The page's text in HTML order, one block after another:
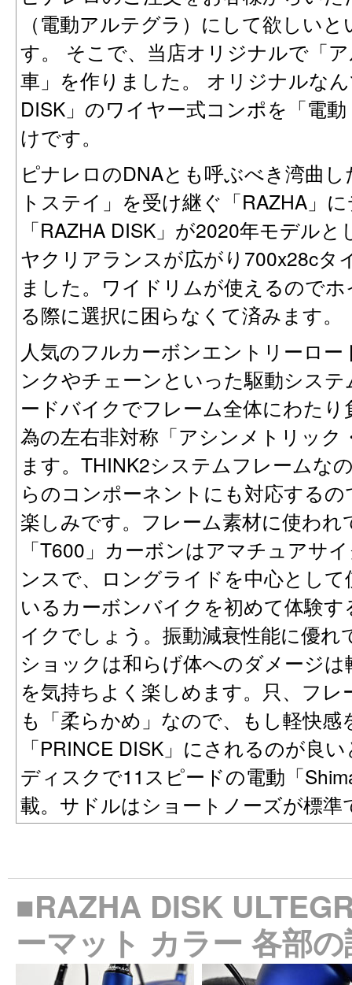
（電動アルテグラ）にして欲しい
す。 そこで、当店オリジナルで「
車」を作りました。 オリジナルな
DISK」のワイヤー式コンポを「電
けです。
ピナレロのDNAとも呼ぶべき湾曲
トステイ」を受け継ぐ「RAZHA」
「RAZHA DISK」が2020年モデル
ヤクリアランスが広がり700x28cタ
ました。ワイドリムが使えるので
る際に選択に困らなくて済みます。
人気のフルカーボンエントリーロ
ンクやチェーンといった駆動シス
ードバイクでフレーム全体にわた
為の左右非対称「アシンメトリッ
ます。THINK2システムフレームな
らのコンポーネントにも対応する
楽しみです。フレーム素材に使われ
「T600」カーボンはアマチュアサ
ンスで、ロングライドを中心とし
いるカーボンバイクを初めて体験
イクでしょう。振動減衰性能に優
ショックは和らげ体へのダメージ
を気持ちよく楽しめます。只、フ
も「柔らかめ」なので、もし軽快
「PRINCE DISK」にされるのが良
ディスクで11スピードの電動「
載。サドルはショートノーズが標準
■RAZHA DISK
ーマット カラー 各部